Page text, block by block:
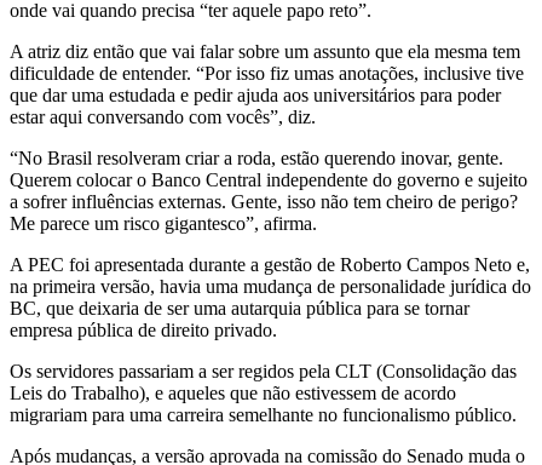
onde vai quando precisa “ter aquele papo reto”.
A atriz diz então que vai falar sobre um assunto que ela mesma tem
dificuldade de entender. “Por isso fiz umas anotações, inclusive tive
que dar uma estudada e pedir ajuda aos universitários para poder
estar aqui conversando com vocês”, diz.
“No Brasil resolveram criar a roda, estão querendo inovar, gente.
Querem colocar o Banco Central independente do governo e sujeito
a sofrer influências externas. Gente, isso não tem cheiro de perigo?
Me parece um risco gigantesco”, afirma.
A PEC foi apresentada durante a gestão de Roberto Campos Neto e,
na primeira versão, havia uma mudança de personalidade jurídica do
BC, que deixaria de ser uma autarquia pública para se tornar
empresa pública de direito privado.
Os servidores passariam a ser regidos pela CLT (Consolidação das
Leis do Trabalho), e aqueles que não estivessem de acordo
migrariam para uma carreira semelhante no funcionalismo público.
Após mudanças, a versão aprovada na comissão do Senado muda o